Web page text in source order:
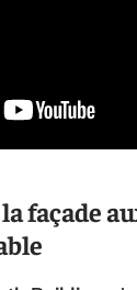
façade